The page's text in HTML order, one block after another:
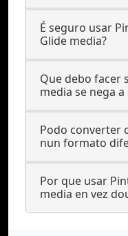
É seguro usar
Glide media?
Que debo facer
media se nega
Podo converter
nun formato
Por que usar
media en vez